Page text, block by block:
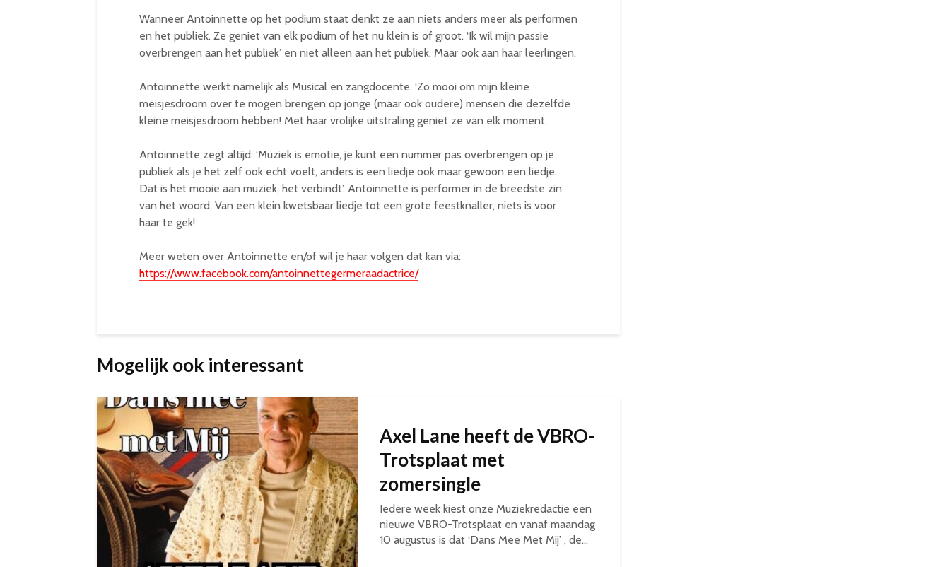
Wanneer Antoinnette op het podium staat denkt ze aan niets anders meer als performen
en het publiek. Ze geniet van elk podium of het nu klein is of groot. ‘Ik wil mijn passie
overbrengen aan het publiek’ en niet alleen aan het publiek. Maar ook aan haar leerlingen.
Antoinnette werkt namelijk als Musical en zangdocente. ‘Zo mooi om mijn kleine
meisjesdroom over te mogen brengen op jonge (maar ook oudere) mensen die dezelfde
kleine meisjesdroom hebben! Met haar vrolijke uitstraling geniet ze van elk moment.
Antoinnette zegt altijd: ‘Muziek is emotie, je kunt een nummer pas overbrengen op je
publiek als je het zelf ook echt voelt, anders is een liedje ook maar gewoon een liedje.
Dat is het mooie aan muziek, het verbindt’. Antoinnette is performer in de breedste zin
van het woord. Van een klein kwetsbaar liedje tot een grote feestknaller, niets is voor
haar te gek!
Meer weten over Antoinnette en/of wil je haar volgen dat kan via:
https://www.facebook.com/antoinnettegermeraadactrice/
Mogelijk ook interessant
Axel Lane heeft de VBRO-
Trotsplaat met
zomersingle
Iedere week kiest onze Muziekredactie een
nieuwe VBRO-Trotsplaat en vanaf maandag
10 augustus is dat ‘Dans Mee Met Mij’ , de...